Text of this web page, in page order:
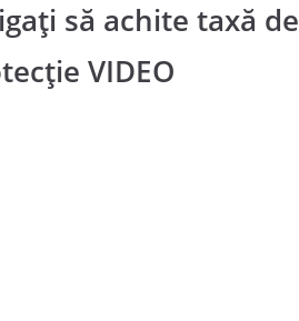
să achite taxă de
VIDEO